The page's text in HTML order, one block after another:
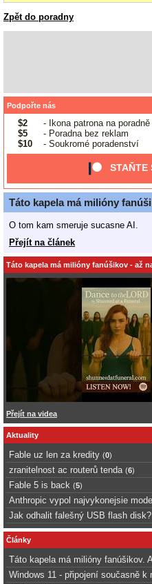
Zpět do poradny
Podpořte nás
$2
- Ikona patrona na poradně
$5
- Poradna bez reklam
$10
- Soukromé poradenství
STAŇTE
Táto kapela má milióny
O tom kam smeruje sucasne AI.
Přejít na článek
Táto kapela má milióny fanúšikov - až
Přejít na videa
Aktuality
Fable uz len za kredity (0)
zranitelnost ac routerů tenda (6)
Fable 5 is back (5)
Anthropic vypol najvykonejsie
Jak odhalit falešný USB flash disk?
Články
Táto kapela má milióny fanúšikov.
Windows 11 - připojení současně k